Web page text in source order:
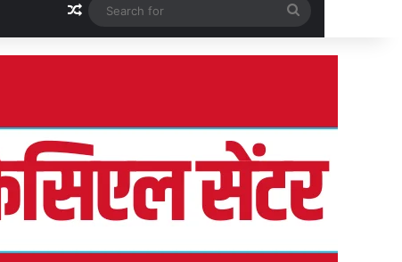
Random Article
for